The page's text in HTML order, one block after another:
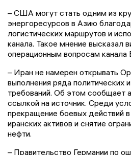
– США могут стать одним из
энергоресурсов в Азию
логистических маршрутов и
канала. Такое мнение высказал
операционным вопросам
– Иран не намерен открывать
выполнения ряда политических
требований. Об этом сообщает
ссылкой на источник. Среди
прекращение боевых действий
иранских активов и снятие
нефти.
– Правительство Германии по